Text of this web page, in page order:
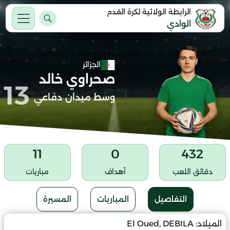
الرابطة الولائية لكرة القدم
الوادي
الجزائر
صحراوي خالد
وسط ميدان دفاعي 13
432
دقائق اللعب
0
أهداف
11
مباريات
التفاصيل المباريات المسيرة
الميلاد: El Oued, DEBILA